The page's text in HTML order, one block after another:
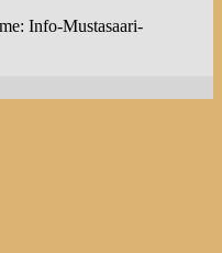
Info-Mustasaari-